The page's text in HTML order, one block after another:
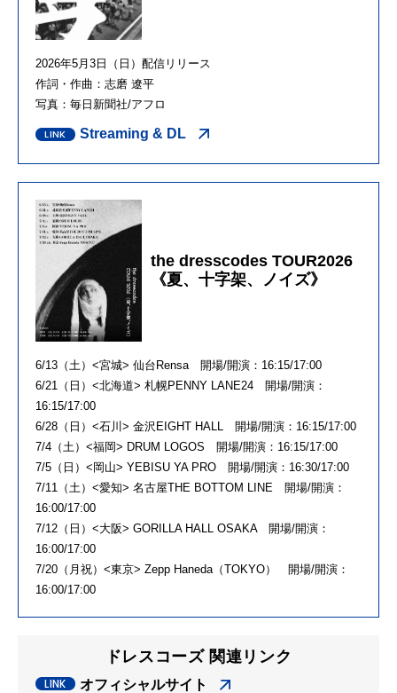
2026年5月3日（日）配信リリース
作詞・作曲：志磨 遼平
写真：毎日新聞社/アフロ
Streaming & DL
the dresscodes TOUR2026
《夏、十字架、ノイズ》
6/13（土）<宮城> 仙台Rensa 開場/開演：16:15/17:00
6/21（日）<北海道> 札幌PENNY LANE24 開場/開演：
16:15/17:00
6/28（日）<石川> 金沢EIGHT HALL 開場/開演：16:15/17:00
7/4（土）<福岡> DRUM LOGOS 開場/開演：16:15/17:00
7/5（日）<岡山> YEBISU YA PRO 開場/開演：16:30/17:00
7/11（土）<愛知> 名古屋THE BOTTOM LINE 開場/開演：
16:00/17:00
7/12（日）<大阪> GORILLA HALL OSAKA 開場/開演：
16:00/17:00
7/20（月祝）<東京> Zepp Haneda（TOKYO） 開場/開演：
16:00/17:00
ドレスコーズ 関連リンク
オフィシャルサイト